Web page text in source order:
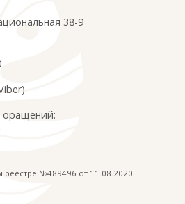
38-9
оращений:
реестре №489496 от 11.08.2020